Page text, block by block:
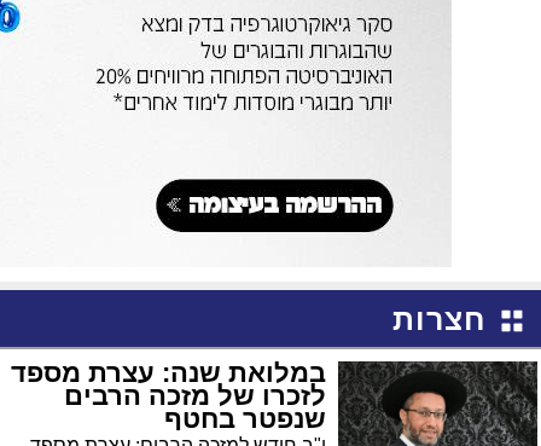
חצרות
במלואת שנה: עצרת מספד
לזכרו של מזכה הרבים
שנפטר בחטף